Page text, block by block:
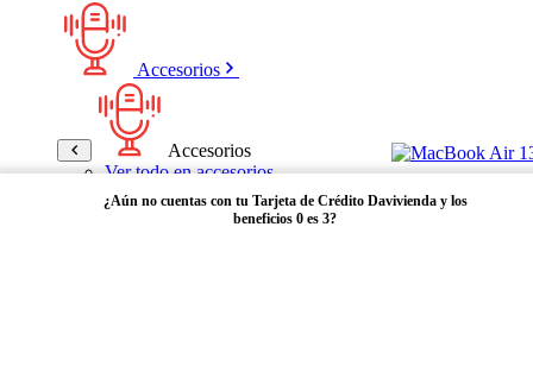
Accesorios
Accesorios
Ver todo en accesorios
Micrófonos
Bases
¿Aún no cuentas con tu Tarjeta de Crédito Davivienda y los
beneficios 0 es 3?